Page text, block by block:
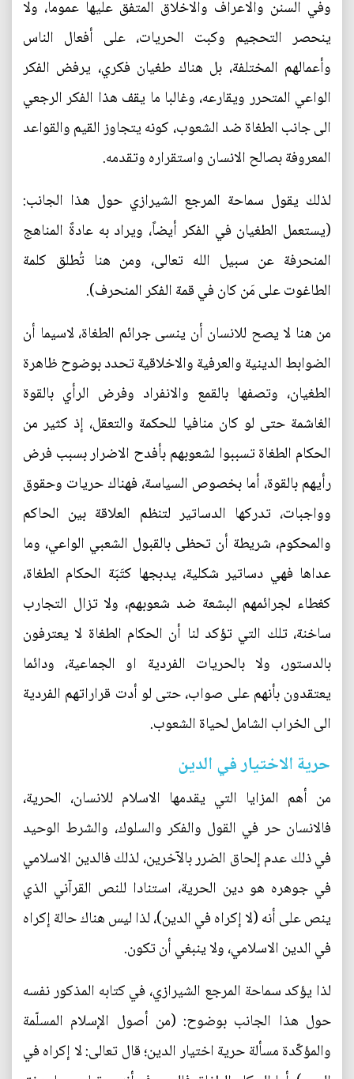
وفي السنن والاعراف والاخلاق المتفق عليها عموما، ولا
ينحصر التحجيم وكبت الحريات، على أفعال الناس
وأعمالهم المختلفة، بل هناك طغيان فكري، يرفض الفكر
الواعي المتحرر ويقارعه، وغالبا ما يقف هذا الفكر الرجعي
الى جانب الطغاة ضد الشعوب، كونه يتجاوز القيم والقواعد
المعروفة بصالح الانسان واستقراره وتقدمه.
لذلك يقول سماحة المرجع الشيرازي حول هذا الجانب:
(يستعمل الطغيان في الفكر أيضاً، ويراد به عادةً المناهج
المنحرفة عن سبيل الله تعالى، ومن هنا تُطلق كلمة
الطاغوت على مَن كان في قمة الفكر المنحرف).
من هنا لا يصح للانسان أن ينسى جرائم الطغاة، لاسيما أن
الضوابط الدينية والعرفية والاخلاقية تحدد بوضوح ظاهرة
الطغيان، وتصفها بالقمع والانفراد وفرض الرأي بالقوة
الغاشمة حتى لو كان منافيا للحكمة والتعقل، إذ كثير من
الحكام الطغاة تسببوا لشعوبهم بأفدح الاضرار بسبب فرض
رأيهم بالقوة، أما بخصوص السياسة، فهناك حريات وحقوق
وواجبات، تدركها الدساتير لتنظم العلاقة بين الحاكم
والمحكوم، شريطة أن تحظى بالقبول الشعبي الواعي، وما
عداها فهي دساتير شكلية، يدبجها كتَبَة الحكام الطغاة،
كغطاء لجرائمهم البشعة ضد شعوبهم، ولا تزال التجارب
ساخنة، تلك التي تؤكد لنا أن الحكام الطغاة لا يعترفون
بالدستور، ولا بالحريات الفردية او الجماعية، ودائما
يعتقدون بأنهم على صواب، حتى لو أدت قراراتهم الفردية
الى الخراب الشامل لحياة الشعوب.
حرية الاختيار في الدين
من أهم المزايا التي يقدمها الاسلام للانسان، الحرية،
فالانسان حر في القول والفكر والسلوك، والشرط الوحيد
في ذلك عدم إلحاق الضرر بالآخرين، لذلك فالدين الاسلامي
في جوهره هو دين الحرية، استنادا للنص القرآني الذي
ينص على أنه (لا إكراه في الدين)، لذا ليس هناك حالة إكراه
في الدين الاسلامي، ولا ينبغي أن تكون.
لذا يؤكد سماحة المرجع الشيرازي، في كتابه المذكور نفسه
حول هذا الجانب بوضوح: (من أصول الإسلام المسلّمة
والمؤكّدة مسألة حرية اختيار الدين؛ قال تعالى: لا إكراه في